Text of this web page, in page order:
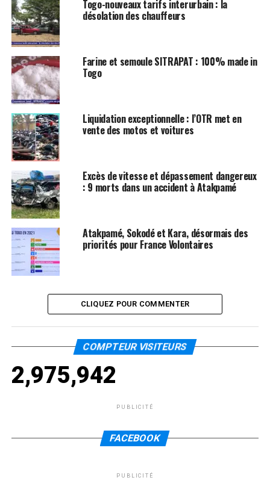
Togo-nouveaux tarifs interurbain : la
désolation des chauffeurs
Farine et semoule SITRAPAT : 100% made in
Togo
Liquidation exceptionnelle : l’OTR met en
vente des motos et voitures
Excès de vitesse et dépassement dangereux
: 9 morts dans un accident à Atakpamé
Atakpamé, Sokodé et Kara, désormais des
priorités pour France Volontaires
CLIQUEZ POUR COMMENTER
COMPTEUR VISITEURS
2,975,942
PUBLICITÉ
FACEBOOK
PUBLICITÉ